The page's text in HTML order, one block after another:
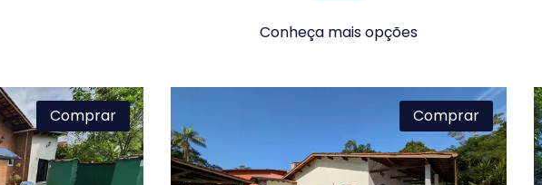
Conheça mais opções
Comprar Comprar